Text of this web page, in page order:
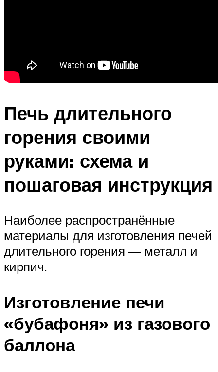
Печь длительного
горения своими
руками: схема и
пошаговая инструкция
Наиболее распространённые
материалы для изготовления печей
длительного горения — металл и
кирпич.
Изготовление печи
«бубафоня» из газового
баллона